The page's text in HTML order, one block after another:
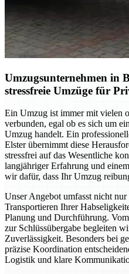
Umzugsunternehmen in
stressfreie Umzüge für
Ein Umzug ist immer mit vielen
verbunden, egal ob es sich um
Umzug handelt. Ein
Elster übernimmt diese
stressfrei auf das Wesentliche
langjähriger Erfahrung und
wir dafür, dass Ihr Umzug
Unser Angebot umfasst nicht nur
Transportieren Ihrer
Planung und Durchführung.
zur Schlüssübergabe begleiten
Zuverlässigkeit. Besonders bei
präzise Koordination
Logistik und klare